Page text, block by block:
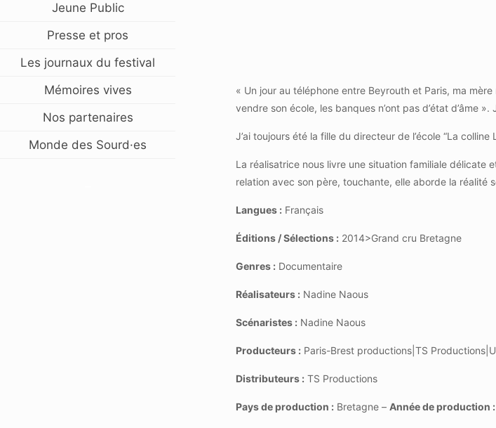
Jeune Public
Presse et pros
Les journaux du festival
Mémoires vives
Nos partenaires
Monde des Sourd·es
« Un jour au téléphone entre Beyrouth et Paris, ma
vendre son école, les banques n’ont pas d’état d’âme
J’ai toujours été la fille du directeur de l’école “La
La réalisatrice nous livre une situation familiale délicate
relation avec son père, touchante, elle aborde la réalité
Langues : Français
Éditions / Sélections : 2014>Grand cru Bretagne
Genres : Documentaire
Réalisateurs : Nadine Naous
Scénaristes : Nadine Naous
Producteurs : Paris-Brest productions|TS
Distributeurs : TS Productions
Pays de production : Bretagne –Année de production :